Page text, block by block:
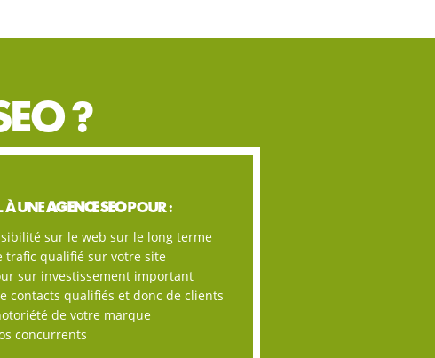
?
À UNEAGENCE SEOPOUR :
sur le web sur le long terme
trafic qualifié sur votre site
sur investissement important
contacts qualifiés et donc de clients
de votre marque
concurrents